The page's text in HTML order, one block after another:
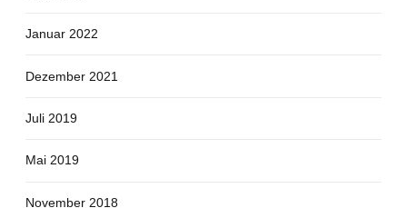
Januar 2022
Dezember 2021
Juli 2019
Mai 2019
November 2018